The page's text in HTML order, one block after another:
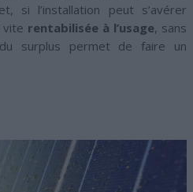
si l’installation peut s’avérer
vite rentabilisée à l’usage, sans
surplus permet de faire un